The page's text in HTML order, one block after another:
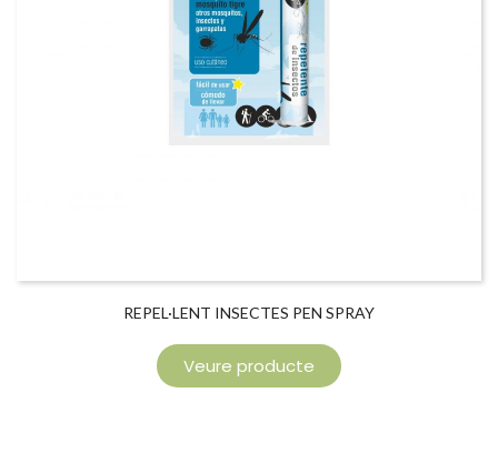
REPEL·LENT INSECTES PEN SPRAY
Veure producte